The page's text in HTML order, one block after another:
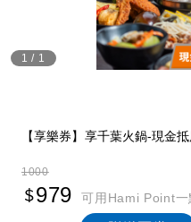
1 / 1
【享樂券】享千葉火鍋-現金
1000
979 可用Hami Point一